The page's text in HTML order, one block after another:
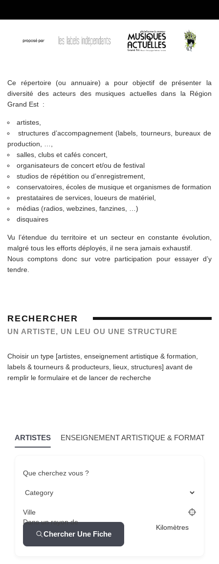
Ce répertoire (ou annuaire) a pour objectif de présenter la
diversité des acteurs des musiques actuelles dans la Région
Grand Est :
artistes,
structures d’accompagnement (labels, tourneurs, bureaux de
production, …,
salles, clubs et cafés concert,
organisateurs de concert et/ou de festival
studios de répétition ou d’enregistrement,
conservatoires, écoles de musique et organismes de formation
prestataires de services, loueurs de matériel,
médias (radios, webzines, fanzines, …)
disquaires
Vu l’étendue du territoire et un secteur en constante évolution,
malgré tous les efforts déployés, il ne sera jamais exhaustif.
Nous comptons donc sur votre participation pour essayer d’y
tendre.
RECHERCHER
UN ARTISTE, UN LEU OU UNE STRUCTURE
Choisir un type [artistes, enseignement artistique & formation,
labels & tourneurs & producteurs, lieux, structures] avant de
remplir le formulaire et de lancer de recherche
ARTISTES ENSEIGNEMENT ARTISTIQUE & FORMATION
Que cherchez vous ?
Ville
Dans un rayon de
Kilomètres
Chercher Une Fiche